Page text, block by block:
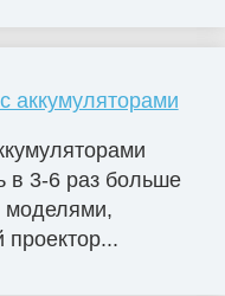
аккумуляторами
в 3-6 раз больше
моделями,
проектор...